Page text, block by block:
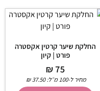
החלקת שיער קרטין אקסטרה
פורט | קיון
₪75
מחיר ל-100 מ״ל: ₪37.50